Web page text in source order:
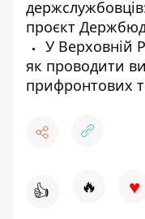
проєкт
У Верховній
як проводити
прифронтових
👍 🔥 ♥